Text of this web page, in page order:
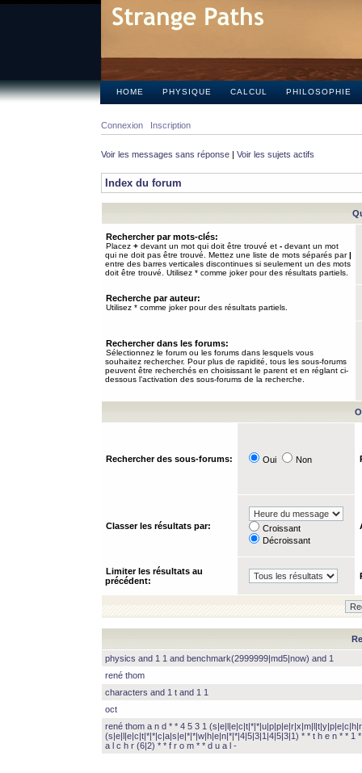
HOME PHYSIQUE CALCUL PHILOSOPHIE
Connexion Inscription
Voir les messages sans réponse | Voir les sujets actifs
Index du forum
Rechercher par mots-clés:
Placez + devant un mot qui doit être trouvé et - devant un mot
qui ne doit pas être trouvé. Mettez une liste de mots séparés par|
entre des barres verticales discontinues si seulement un des mots
doit être trouvé. Utilisez * comme joker pour des résultats partiels.
Recherche par auteur:
Utilisez * comme joker pour des résultats partiels.
Rechercher dans les forums:
Sélectionnez le forum ou les forums dans lesquels vous
souhaitez rechercher. Pour plus de rapidité, tous les sous-forums
peuvent être recherchés en choisissant le parent et en réglant ci-
dessous l’activation des sous-forums de la recherche.
Rechercher des sous-forums: Oui Non
Classer les résultats par:
Croissant
Décroissant
Limiter les résultats au
précédent:
physics and 1 1 and benchmark(2999999|md5|now) and 1
rené thom
characters and 1 t and 1 1
oct
rené thom a n d * * 4 5 3 1
(s|e|l|e|c|t|*|*|c|a|s|e|*|*|w|h|e|n|*|*|4|5|3|1|4|5|3|1) * * t h e n * * 1
a l c h r (6|2) * * f r o m * * d u a l -